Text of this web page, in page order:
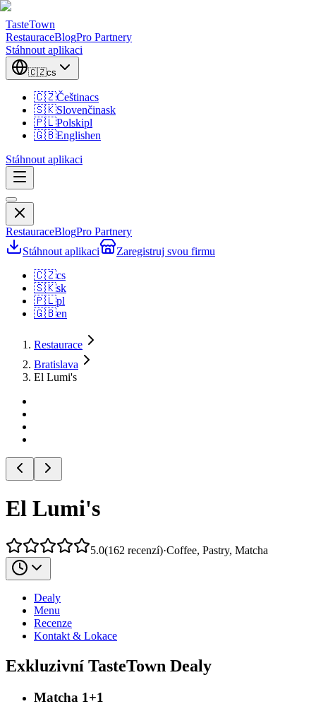
TasteTown
RestauraceBlogPro Partnery
Stáhnout aplikaci
🇨🇿cs
🇨🇿Češtinacs
🇸🇰Slovenčinask
🇵🇱Polskipl
🇬🇧Englishen
Stáhnout aplikaci
RestauraceBlogPro Partnery
Stáhnout aplikaci
Zaregistruj svou firmu
🇨🇿cs
🇸🇰sk
🇵🇱pl
🇬🇧en
Restaurace
Bratislava
El Lumi's
El Lumi's
5.0(162 recenzí)·Coffee, Pastry, Matcha
Dealy
Menu
Recenze
Kontakt & Lokace
Exkluzivní TasteTown Dealy
Matcha 1+1